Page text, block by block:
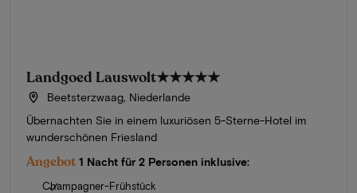
Landgoed Lauswolt★★★★★
Beetsterzwaag, Niederlande
Übernachten Sie in einem luxuriösen 5-Sterne-Hotel im
wunderschönen Friesland
Angebot 1 Nacht für 2 Personen inklusive:
Champagner-Frühstück